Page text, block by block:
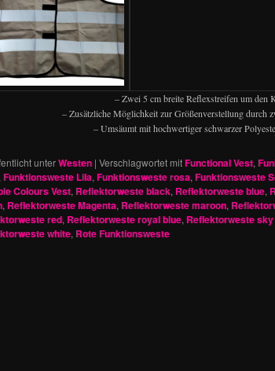
– Zwei 5 cm breite Reflexstreifen um den
– Zusätzliche Möglichkeit zur Größenverstellung durch
– Umsäumt mit hochwertiger schwarzer
unterWesten | Verschlagwortet mitFunctional Vest,
Funktionsweste Lila, Funktionsweste rosa, Funktionsweste
Colours Vest, Reflektorweste black, Reflektorweste blue,
, Reflektorweste Magenta, Reflektorweste maroon,
red, Reflektorweste royal blue, Reflektorweste
white, Rote Funktionsweste